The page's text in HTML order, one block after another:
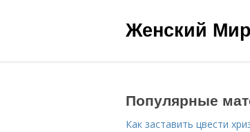
Женский Мир
Популярные
Как заставить цвести